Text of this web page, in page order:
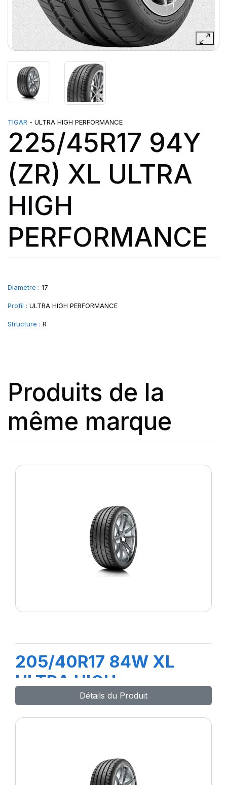
TIGAR - ULTRA HIGH PERFORMANCE
225/45R17 94Y
(ZR) XL ULTRA
HIGH
PERFORMANCE
Diamètre : 17
Profil : ULTRA HIGH PERFORMANCE
Structure : R
Produits de la
même marque
205/40R17 84W XL
ULTRA HIGH
PERFORMANCE
Détails du Produit